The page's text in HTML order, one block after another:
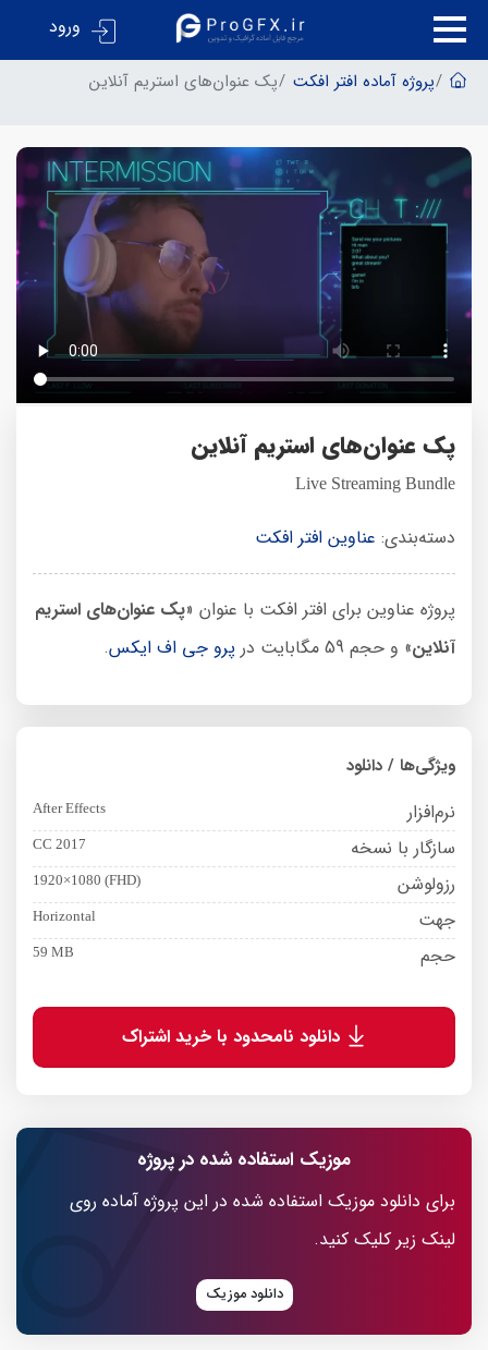
ورود
پروژه آماده افتر افکت پک عنوان‌های استریم آنلاین
پک عنوان‌های استریم آنلاین
Live Streaming Bundle
دسته‌بندی: عناوین افتر افکت
پروژه عناوین برای افتر افکت با عنوان «پک عنوان‌های استریم
آنلاین» و حجم 59 مگابایت در پرو جی اف ایکس.
ویژگی‌ها / دانلود
نرم‌افزار After Effects
سازگار با نسخه CC 2017
رزولوشن 1920×1080 (FHD)
جهت Horizontal
حجم 59 MB
دانلود نامحدود با خرید اشتراک
موزیک استفاده شده در پروژه
برای دانلود موزیک استفاده شده در این پروژه آماده روی
لینک زیر کلیک کنید.
دانلود موزیک